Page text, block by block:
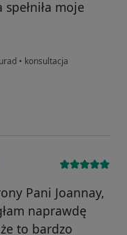
moje
• konsultacja
Pani Joannay,
naprawdę
to bardzo